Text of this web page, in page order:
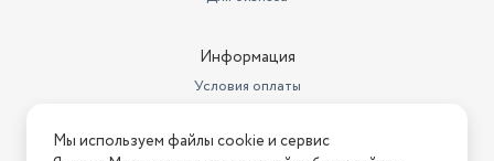
5 лет
снизу
механическое
Хладагент
R600a
Информация
Условия оплаты
Условия возврата
Мы используем файлы cookie и сервис